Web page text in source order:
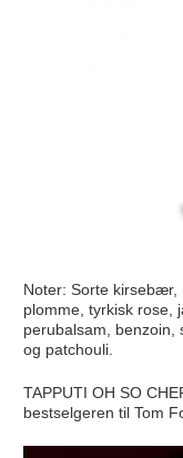
Noter: Sorte
plomme, tyrkisk rose,
perubalsam, benzoin,
og patchouli.
TAPPUTI OH SO
bestselgeren til Tom